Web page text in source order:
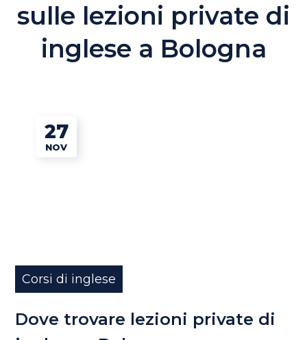
sulle lezioni private di
inglese a Bologna
27
NOV
Corsi di inglese
Dove trovare lezioni private di